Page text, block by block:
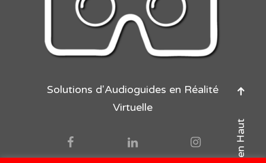
Solutions d'Audioguides en Réalité
Virtuelle